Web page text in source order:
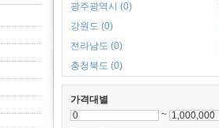
광주광역시 (0)
강원도 (0)
전라남도 (0)
충청북도 (0)
가격대별
~